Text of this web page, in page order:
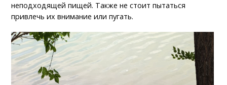
неподходящей пищей. Также не стоит пытаться
привлечь их внимание или пугать.